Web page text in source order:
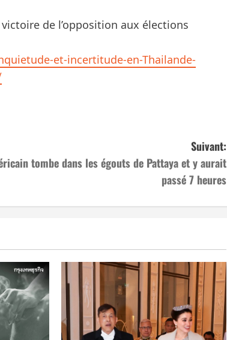
de l’opposition aux élections
et-incertitude-en-Thailande-
Suivant:
tombe dans les égouts de Pattaya et y aurait
passé 7 heures